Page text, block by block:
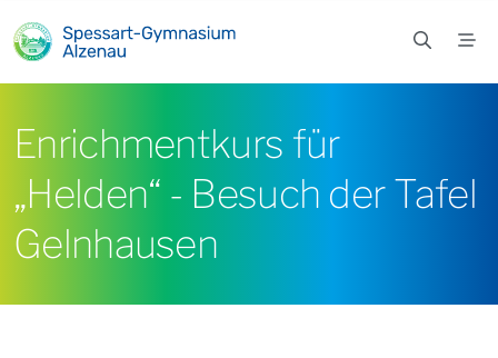
Enrichmentkurs für
„Helden“ - Besuch der Tafel
Gelnhausen